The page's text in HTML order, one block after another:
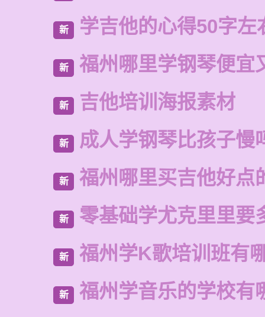
新 学吉他的心得50字左
新 福州哪里学钢琴便宜
新 吉他培训海报素材
新 成人学钢琴比孩子慢
新 福州哪里买吉他好点
新 零基础学尤克里里要
新 福州学K歌培训班有
新 福州学音乐的学校有